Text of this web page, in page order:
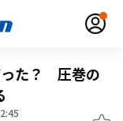
った？ 圧巻の